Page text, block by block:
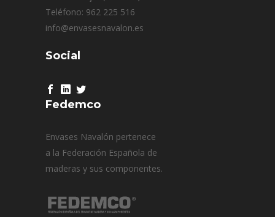
Teléfono: 962 225 516
info@envasesnavalon.es
Social
Fedemco
Envases Navalón pertenece
a la Federación Española de
maderas y sus componentes.